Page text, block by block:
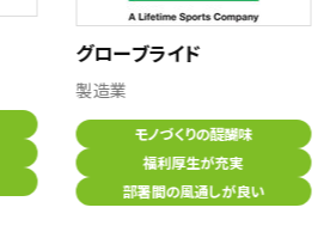
グローブライド
製造業
モノづくりの醍醐味
福利厚生が充実
部署間の風通しが良い